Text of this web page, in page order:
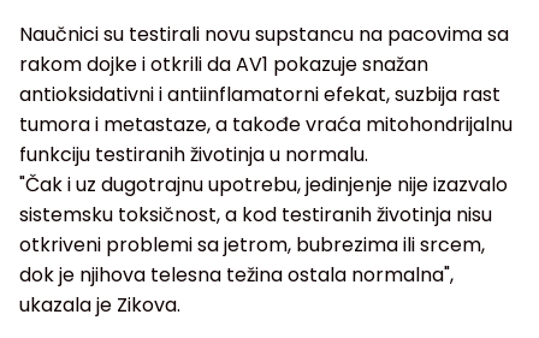
Naučnici su testirali novu supstancu na pacovima sa
rakom dojke i otkrili da AV1 pokazuje snažan
antioksidativni i antiinflamatorni efekat, suzbija rast
tumora i metastaze, a takođe vraća mitohondrijalnu
funkciju testiranih životinja u normalu.
"Čak i uz dugotrajnu upotrebu, jedinjenje nije izazvalo
sistemsku toksičnost, a kod testiranih životinja nisu
otkriveni problemi sa jetrom, bubrezima ili srcem,
dok je njihova telesna težina ostala normalna",
ukazala je Zikova.